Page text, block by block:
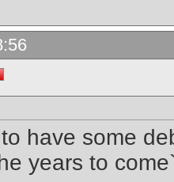
have some
years to